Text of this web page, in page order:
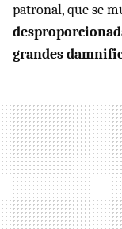
patronal, que se
grandes